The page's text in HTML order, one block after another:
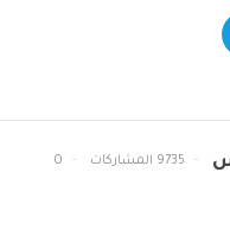
9735 المشاركات 0